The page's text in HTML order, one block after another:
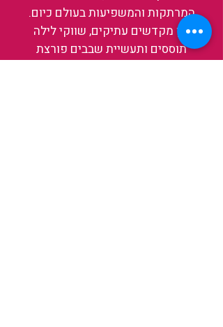
המרתקות והמשפיעות בעולם כיום.
בין מקדשים עתיקים, שווקי לילה
תוססים ותעשיית שבבים פורצת